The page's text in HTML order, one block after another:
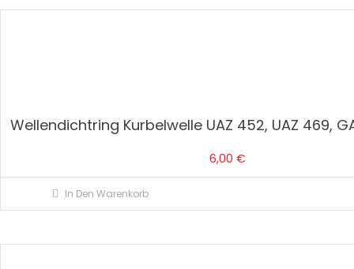
Wellendichtring Kurbelwelle UAZ 452, UAZ 469,
6,00 €
In Den Warenkorb